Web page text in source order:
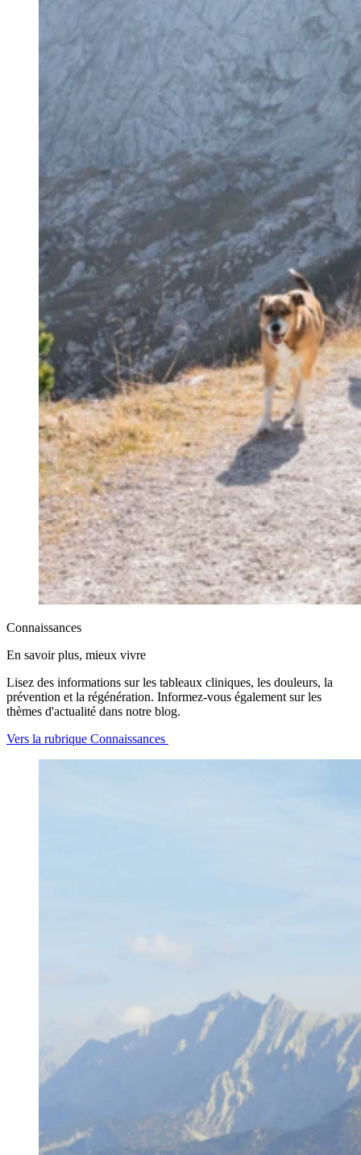
Connaissances
En savoir plus, mieux vivre
Lisez des informations sur les tableaux cliniques, les douleurs, la
prévention et la régénération. Informez-vous également sur les
thèmes d'actualité dans notre blog.
Vers la rubrique Connaissances